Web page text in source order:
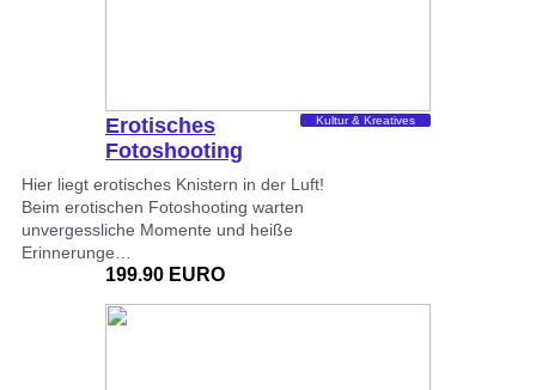
Erotisches
Fotoshooting
Nürnberg
Kultur & Kreatives
Hier liegt erotisches Knistern in der Luft!
Beim erotischen Fotoshooting warten
unvergessliche Momente und heiße
Erinnerunge…
199.90 EURO